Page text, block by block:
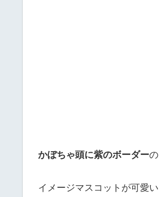
かぼちゃ頭に紫のボーダーの
イメージマスコットが可愛い